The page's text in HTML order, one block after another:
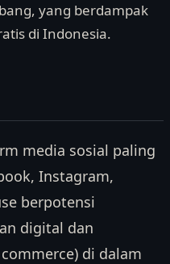
yang berdampak
di Indonesia.
media sosial paling
Instagram,
berpotensi
digital dan
di dalam